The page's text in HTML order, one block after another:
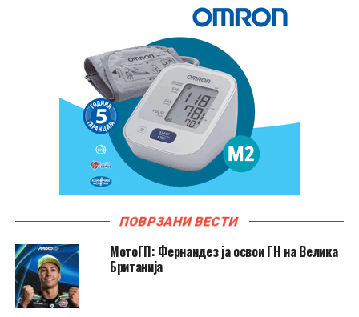
ПОВРЗАНИ ВЕСТИ
МотоГП: Фернандез ја освои ГН на Велика
Британија